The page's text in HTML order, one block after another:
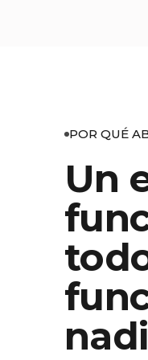
POR QUÉ
Un